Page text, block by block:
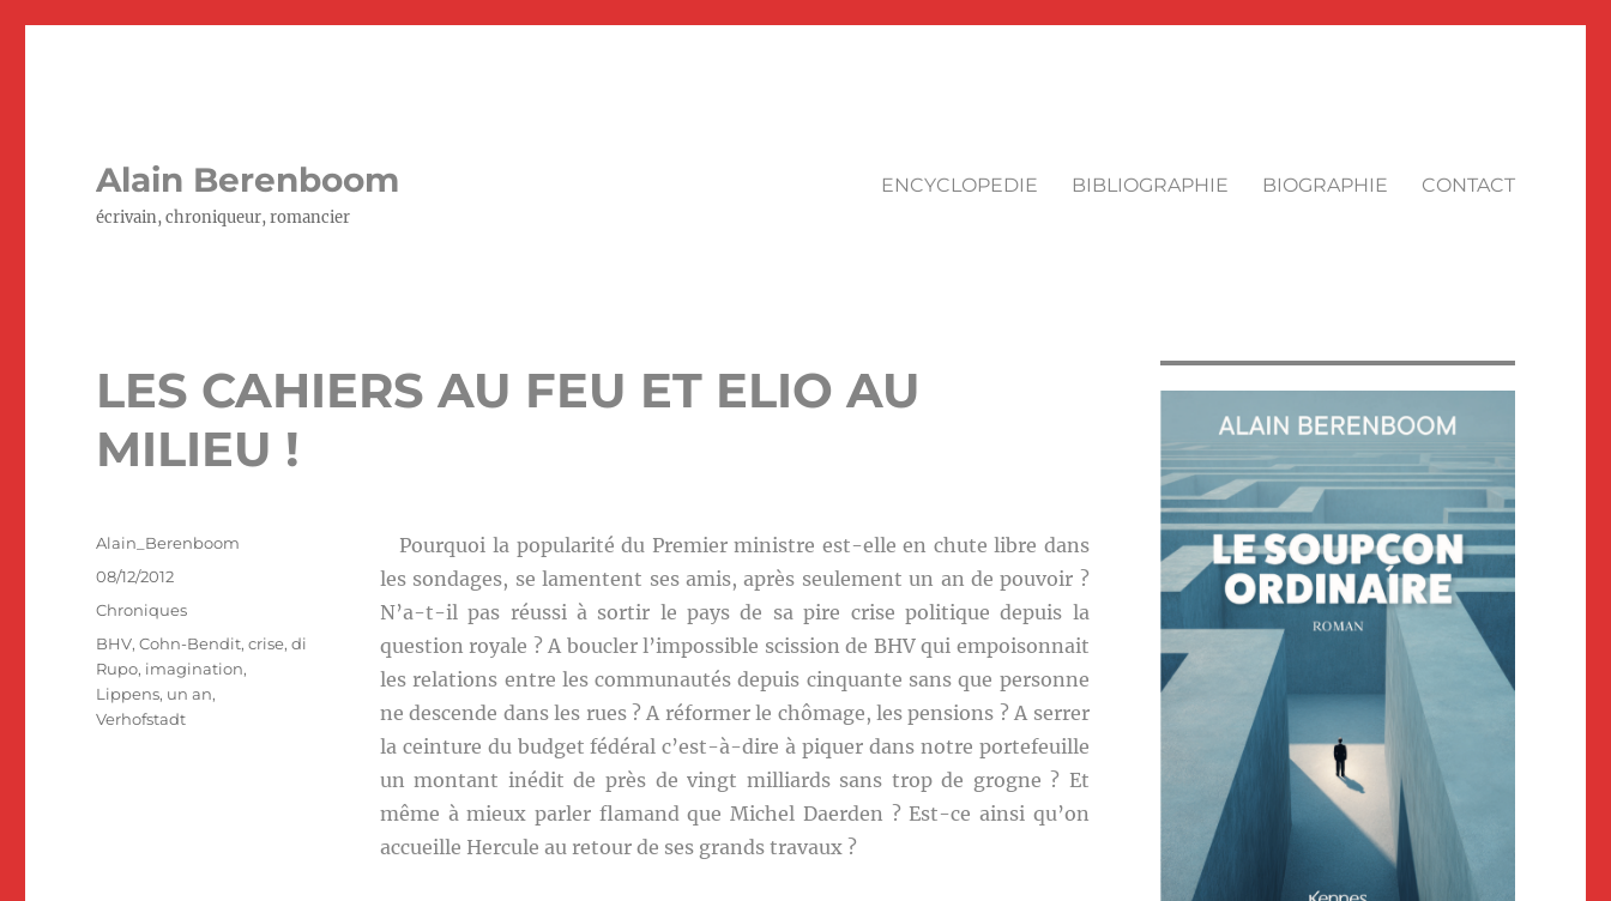
Alain Berenboom
écrivain, chroniqueur, romancier
ENCYCLOPEDIE BIBLIOGRAPHIE BIOGRAPHIE CONTACT
LES CAHIERS AU FEU ET ELIO AU
MILIEU !
Pourquoi la popularité du Premier ministre est-elle en chute libre dans
les sondages, se lamentent ses amis, après seulement un an de pouvoir ?
N’a-t-il pas réussi à sortir le pays de sa pire crise politique depuis la
question royale ? A boucler l’impossible scission de BHV qui empoisonnait
les relations entre les communautés depuis cinquante sans que personne
ne descende dans les rues ? A réformer le chômage, les pensions ? A serrer
la ceinture du budget fédéral c’est-à-dire à piquer dans notre portefeuille
un montant inédit de près de vingt milliards sans trop de grogne ? Et
même à mieux parler flamand que Michel Daerden ? Est-ce ainsi qu’on
accueille Hercule au retour de ses grands travaux ?
Auteur
Alain_Berenboom
Publié
le
08/12/2012
Catégories
Chroniques
Étiquettes
BHV,Cohn-Bendit,crise,di
Rupo, imagination,
Lippens, un an,
Verhofstadt